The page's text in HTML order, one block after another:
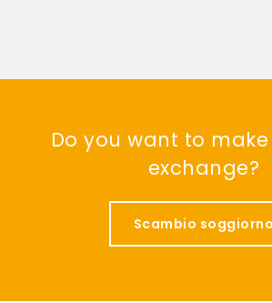
Do you want to
exchange?
Scambio soggiorno